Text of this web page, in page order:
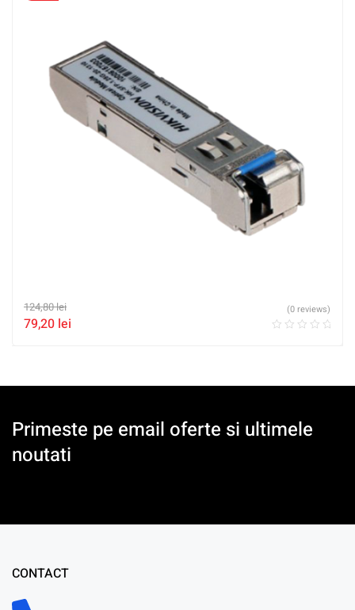
124,80lei
79,20 lei
(0 reviews)
Primeste pe email oferte si ultimele
noutati
CONTACT